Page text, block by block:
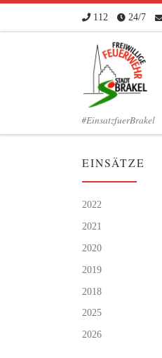
Zum Inhalt springen
112 24/7
#EinsatzfuerBrakel
EINSÄTZE
2022
2021
2020
2019
2018
2025
2026